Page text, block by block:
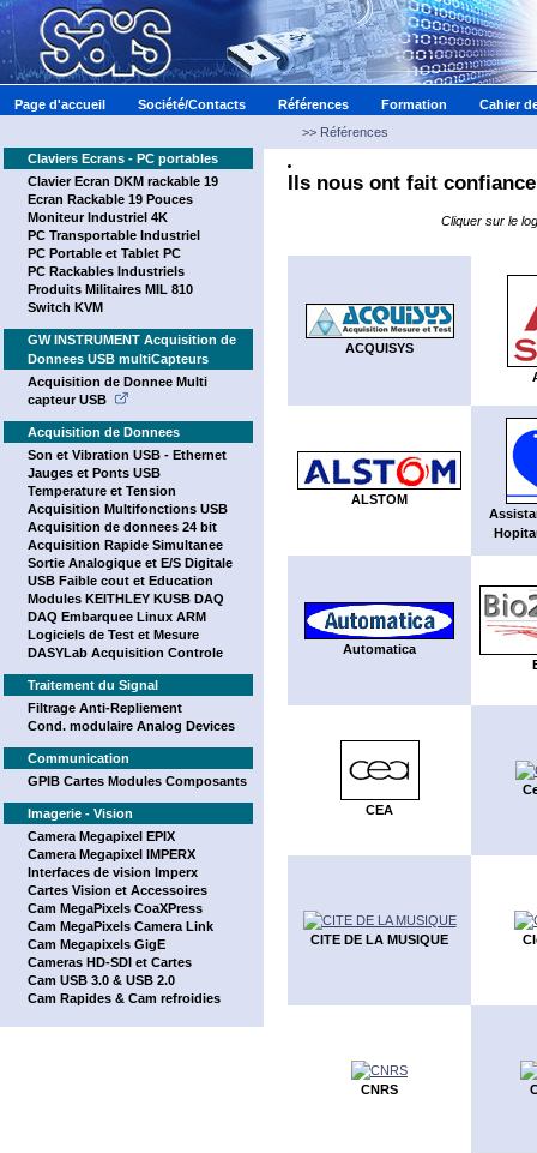
Page d'accueil Société/Contacts Références Formation
Cahier
>> Références
Claviers Ecrans - PC portables
Clavier Ecran DKM rackable 19
Ecran Rackable 19 Pouces
Moniteur Industriel 4K
PC Transportable Industriel
PC Portable et Tablet PC
PC Rackables Industriels
Produits Militaires MIL 810
Switch KVM
GW INSTRUMENT Acquisition de
Donnees USB multiCapteurs
Acquisition de Donnee Multi
capteur USB
Acquisition de Donnees
Son et Vibration USB - Ethernet
Jauges et Ponts USB
Temperature et Tension
Acquisition Multifonctions USB
Acquisition de donnees 24 bit
Acquisition Rapide Simultanee
Sortie Analogique et E/S Digitale
USB Faible cout et Education
Modules KEITHLEY KUSB DAQ
DAQ Embarquee Linux ARM
Logiciels de Test et Mesure
DASYLab Acquisition Controle
Traitement du Signal
Filtrage Anti-Repliement
Cond. modulaire Analog Devices
Communication
GPIB Cartes Modules Composants
Imagerie - Vision
Camera Megapixel EPIX
Camera Megapixel IMPERX
Interfaces de vision Imperx
Cartes Vision et Accessoires
Cam MegaPixels CoaXPress
Cam MegaPixels Camera Link
Cam Megapixels GigE
Cameras HD-SDI et Cartes
Cam USB 3.0 & USB 2.0
Cam Rapides & Cam refroidies
Ils nous ont fait confiance
Cliquer sur le
ACQUISYS
ALSTOM
Automatica
CEA
CITE DE LA MUSIQUE
CNRS